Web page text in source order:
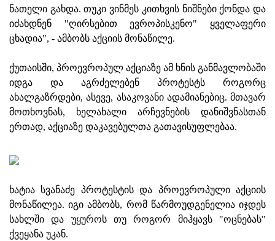
ნათელი გახდა. თუკი ვინმეს კითხვის ნიშნები ქონდა და
იძახდნენ "ღირსებით ევროპისკენო" ყველაფერი
ცხადია", - ამბობს აქციის მონაწილე.
ქუთაისში, პროევროპულ აქციაზე ამ ხნის განმავლობაში
იდგა და აგრძელებენ პროტესტს როგორც
ახალგაზრდები, ასევე, ასაკოვანი ადამიანებიც. მთავარ
მოთხოვნას, ხელახალი არჩევნების დანიშვნასთან
ერთად, აქციაზე დაკავებულთა გათავისუფლებაა.
ხატია სვანაძე პროტესტის და პროევროპული აქციის
მონაწილეა. იგი ამბობს, რომ წარმოუდგენელია იჯდეს
სახლში და უყუროს თუ როგორ მიჰყავს "ოცნებას"
ქვეყანა უკან.